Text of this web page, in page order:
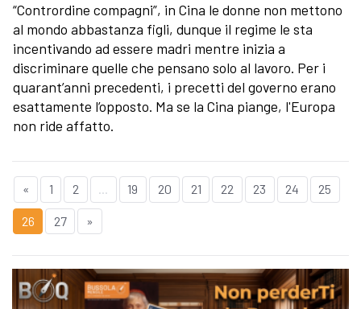
“Contrordine compagni”, in Cina le donne non mettono
al mondo abbastanza figli, dunque il regime le sta
incentivando ad essere madri mentre inizia a
discriminare quelle che pensano solo al lavoro. Per i
quarant’anni precedenti, i precetti del governo erano
esattamente l’opposto. Ma se la Cina piange, l'Europa
non ride affatto.
« 1 2 ... 19 20 21 22 23 24 25
26 27 »